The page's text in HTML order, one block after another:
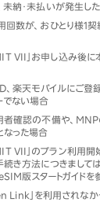
未納・未払いが発生し
回数が、おひとり様1
VII」お申し込み後に
、楽天モバイルにご登
ない場合
確認の不備や、
なった場合
VII」のプラン利用開
き方法につきまして
版スタートガイドを
Link」を利用されなか